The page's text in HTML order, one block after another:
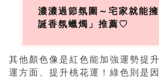
濃濃過節氛圍～宅家就能
誕香氛蠟燭」推薦♡
其他顏色像是紅色能加強運勢提
運方面、提升桃花運！綠色則是